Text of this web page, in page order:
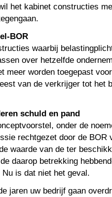
het kabinet constructies
BOR
waarbij
over hetzelfde
meer worden toegepast
van de verkrijger tot het
schuld en pand
onder de
rechtgezet door de BOR
waarde van de ter
daarop betrekking
is dat niet het geval.
jaren uw bedrijf gaan